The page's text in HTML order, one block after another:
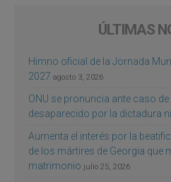
ÚLTIMAS
Himno oficial de la Jornada
2027 agosto 3, 2026
ONU se pronuncia ante caso
desaparecido por la dictadura
Aumenta el interés por la
de los mártires de Georgia que
matrimonio julio 25, 2026